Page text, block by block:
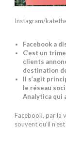
Instagram/
Facebook a
C’est un
clients
destination
Il s’agit
le réseau
Analytica qui
Facebook, par la
souvent qu’il